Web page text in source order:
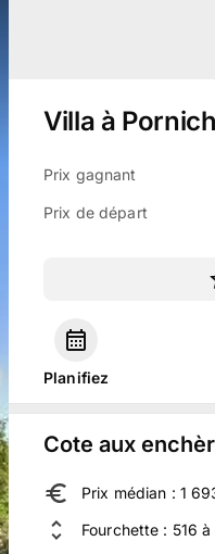
Villa à
Prix gagnant
Prix de départ
Planifiez
Cote aux
Prix médian : 1
Fourchette : 516